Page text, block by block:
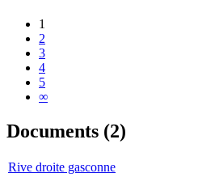
1
2
3
4
5
∞
Documents (2)
Rive droite gasconne